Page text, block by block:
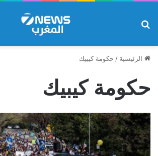
الرئيسية / حكومة كيبيك
حكومة كيبيك